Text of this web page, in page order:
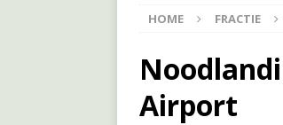
HOME FRACTIE
Airport